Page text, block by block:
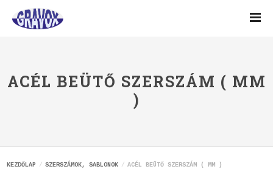
ACÉL BEÜTŐ SZERSZÁM ( MM
)
KEZDŐLAP SZERSZÁMOK, SABLONOK ACÉL BEÜTŐ SZERSZÁM ( MM )